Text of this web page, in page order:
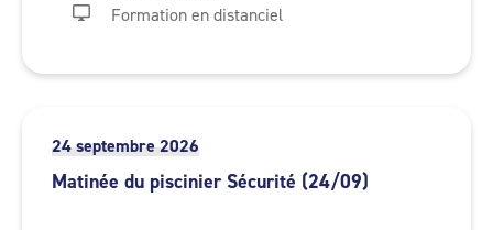
Formation en distanciel
Matinée du piscinier Sécurité (24/09)
24 septembre 2026